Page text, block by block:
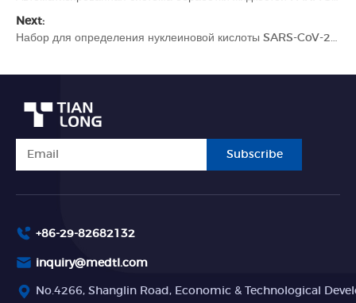
Next:
Subscribe
+86-29-82682132
inquiry@medtl.com
No.4266, Shanglin Road, Economic & Technological